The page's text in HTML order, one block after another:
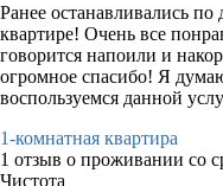
Ранее останавливались по
квартире! Очень все
говорится напоили и
огромное спасибо! Я
воспользуемся данной
1-комнатная квартира
1 отзыв о проживании со
Чистота